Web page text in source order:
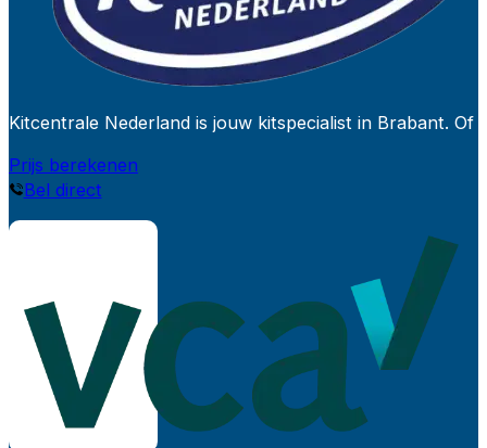
Kitcentrale Nederland is jouw kitspecialist in Brabant.
Prijs berekenen
Bel direct